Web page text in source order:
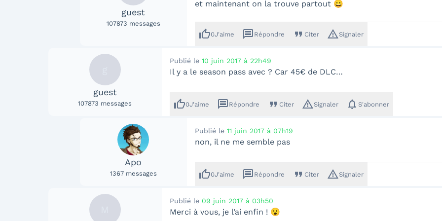
guest
107873 messages
et maintenant on la trouve partout 😀
thumb_up0J'aime message Répondre format_quote Citer warning_amberSignaler
guest
107873 messages
Publié le 10 juin 2017 à 22h49
Il y a le season pass avec ? Car 45€ de DLC…
thumb_up0J'aime message Répondre format_quote Citer warning_amberSignaler notifications S'abonner
Apo
1367 messages
Publié le 11 juin 2017 à 07h19
non, il ne me semble pas
thumb_up0J'aime message Répondre format_quote Citer warning_amberSignaler
Publié le 09 juin 2017 à 03h50
Merci à vous, je l’ai enfin ! 😮